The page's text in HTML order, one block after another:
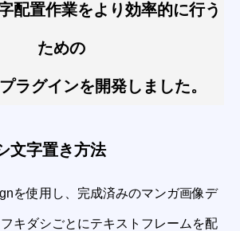
配置作業をより効率的に行う
ための
ラグインを開発しました。
文字置き方法
を使用し、完成済みのマンガ画像デ
キダシごとにテキストフレームを配